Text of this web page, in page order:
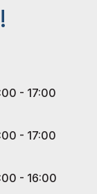
- 17:00
- 17:00
- 16:00